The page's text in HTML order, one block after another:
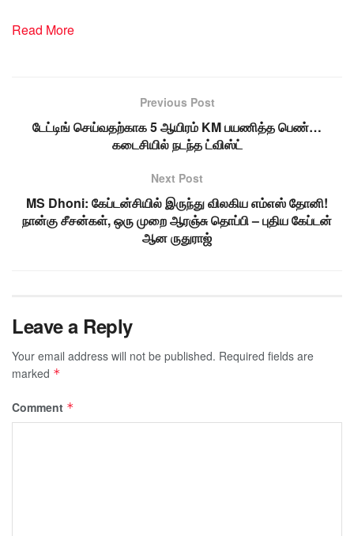
Read More
Previous Post
டேட்டிங் செய்வதற்காக 5 ஆயிரம் KM பயணித்த பெண்…
கடைசியில் நடந்த ட்விஸ்ட்
Next Post
MS Dhoni: கேப்டன்சியில் இருந்து விலகிய எம்எஸ் தோனி!
நான்கு சீசன்கள், ஒரு முறை ஆரஞ்சு தொப்பி – புதிய கேப்டன்
ஆன ருதுராஜ்
Leave a Reply
Your email address will not be published. Required fields are
marked *
Comment *